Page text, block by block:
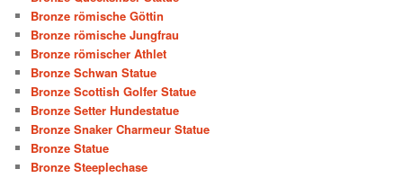
Bronze römische Göttin
Bronze römische Jungfrau
Bronze römischer Athlet
Bronze Schwan Statue
Bronze Scottish Golfer Statue
Bronze Setter Hundestatue
Bronze Snaker Charmeur Statue
Bronze Statue
Bronze Steeplechase